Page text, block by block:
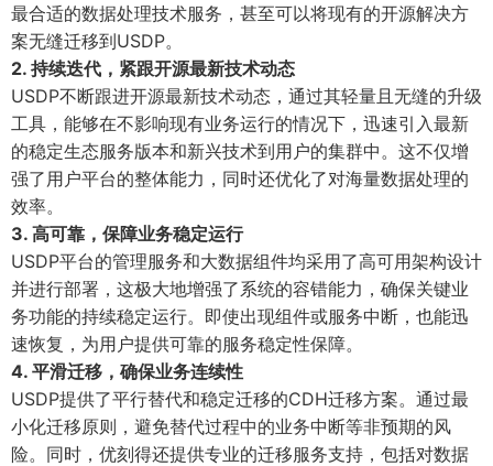
最合适的数据处理技术服务，甚至可以将现有的开源解决方
案无缝迁移到USDP。
2. 持续迭代，紧跟开源最新技术动态
USDP不断跟进开源最新技术动态，通过其轻量且无缝的升级
工具，能够在不影响现有业务运行的情况下，迅速引入最新
的稳定生态服务版本和新兴技术到用户的集群中。这不仅增
强了用户平台的整体能力，同时还优化了对海量数据处理的
效率。
3. 高可靠，保障业务稳定运行
USDP平台的管理服务和大数据组件均采用了高可用架构设计
并进行部署，这极大地增强了系统的容错能力，确保关键业
务功能的持续稳定运行。即使出现组件或服务中断，也能迅
速恢复，为用户提供可靠的服务稳定性保障。
4. 平滑迁移，确保业务连续性
USDP提供了平行替代和稳定迁移的CDH迁移方案。通过最
小化迁移原则，避免替代过程中的业务中断等非预期的风
险。同时，优刻得还提供专业的迁移服务支持，包括对数据